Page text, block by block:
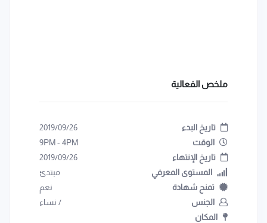
ملخص الفعالية
تاريخ البدء
2019/09/26
الوقت
4PM
-
9PM
تاريخ الإنتهاء
2019/09/26
المستوى المعرفي
مبتدئ
تمنح شهادة
نعم
الجنس
/ نساء
المكان